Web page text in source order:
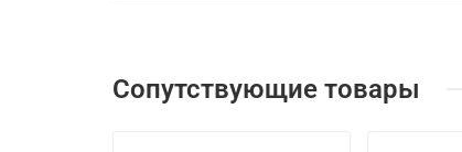
Сопутствующие товары